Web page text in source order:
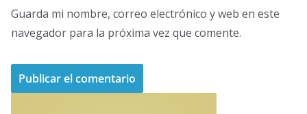
Guarda mi nombre, correo electrónico y web en este
navegador para la próxima vez que comente.